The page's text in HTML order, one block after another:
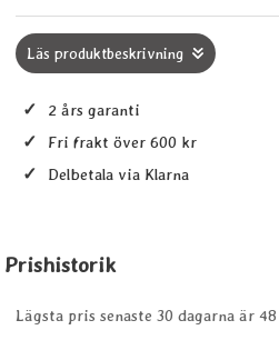
Läs produktbeskrivning
✓ 2 års garanti
✓ Fri frakt över 600 kr
✓ Delbetala via Klarna
Prishistorik
Lägsta pris senaste 30 dagarna är